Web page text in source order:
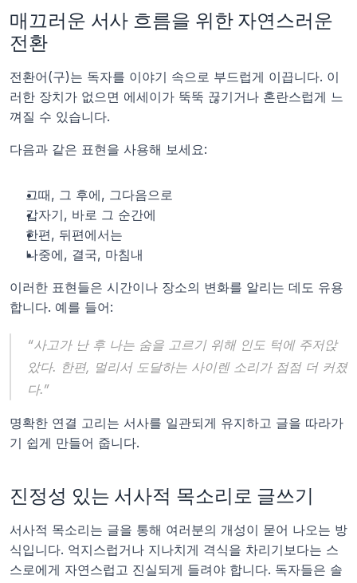
매끄러운 서사 흐름을 위한 자연스러운
전환
전환어(구)는 독자를 이야기 속으로 부드럽게 이끕니다. 이
러한 장치가 없으면 에세이가 뚝뚝 끊기거나 혼란스럽게 느
껴질 수 있습니다.
다음과 같은 표현을 사용해 보세요:
그때, 그 후에, 그다음으로
갑자기, 바로 그 순간에
한편, 뒤편에서는
나중에, 결국, 마침내
이러한 표현들은 시간이나 장소의 변화를 알리는 데도 유용
합니다. 예를 들어:
“사고가 난 후 나는 숨을 고르기 위해 인도 턱에 주저앉
았다. 한편, 멀리서 도달하는 사이렌 소리가 점점 더 커졌
다.”
명확한 연결 고리는 서사를 일관되게 유지하고 글을 따라가
기 쉽게 만들어 줍니다.
진정성 있는 서사적 목소리로 글쓰기
서사적 목소리는 글을 통해 여러분의 개성이 묻어 나오는 방
식입니다. 억지스럽거나 지나치게 격식을 차리기보다는 스
스로에게 자연스럽고 진실되게 들려야 합니다. 독자들은 솔